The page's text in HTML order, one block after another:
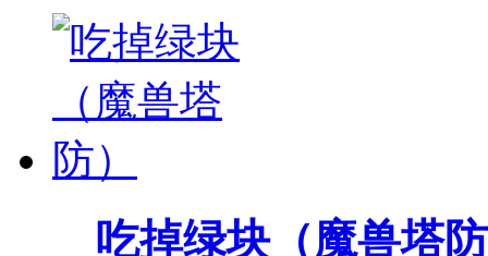
吃掉绿块（魔兽塔